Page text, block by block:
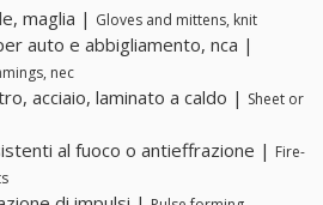
maglia | Gloves and mittens, knit
auto e abbigliamento, nca |
nec
acciaio, laminato a caldo | Sheet or
al fuoco o antieffrazione | Fire-